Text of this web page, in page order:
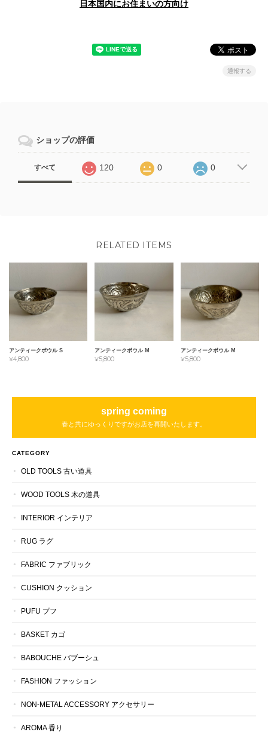
日本国内にお住まいの方向け
通報する
ショップの評価
すべて 120 0 0
RELATED ITEMS
アンティークボウル S
¥4,800
アンティークボウル M
¥5,800
アンティークボウル M
¥5,800
spring coming
春と共にゆっくりですがお店を再開いたします。
CATEGORY
OLD TOOLS 古い道具
WOOD TOOLS 木の道具
INTERIOR インテリア
RUG ラグ
FABRIC ファブリック
CUSHION クッション
PUFU プフ
BASKET カゴ
BABOUCHE バブーシュ
FASHION ファッション
NON-METAL ACCESSORY アクセサリー
AROMA 香り